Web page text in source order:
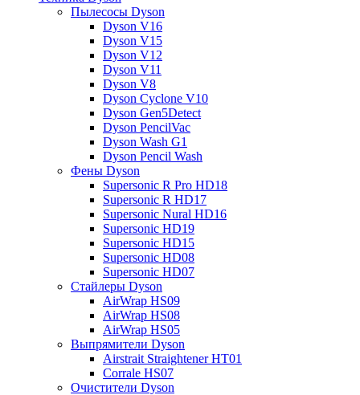
Пылесосы Dyson
Dyson V16
Dyson V15
Dyson V12
Dyson V11
Dyson V8
Dyson Cyclone V10
Dyson Gen5Detect
Dyson PencilVac
Dyson Wash G1
Dyson Pencil Wash
Фены Dyson
Supersonic R Pro HD18
Supersonic R HD17
Supersonic Nural HD16
Supersonic HD19
Supersonic HD15
Supersonic HD08
Supersonic HD07
Стайлеры Dyson
AirWrap HS09
AirWrap HS08
AirWrap HS05
Выпрямители Dyson
Airstrait Straightener HT01
Corrale HS07
Очистители Dyson